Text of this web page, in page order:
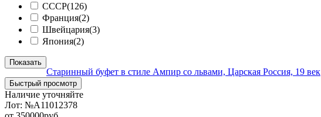
СССР(126)
Франция(2)
Швейцария(3)
Япония(2)
Показать
Старинный буфет в стиле Ампир со львами, Царская Россия, 19 век
Быстрый просмотр
Наличие уточняйте
Лот: №А11012378